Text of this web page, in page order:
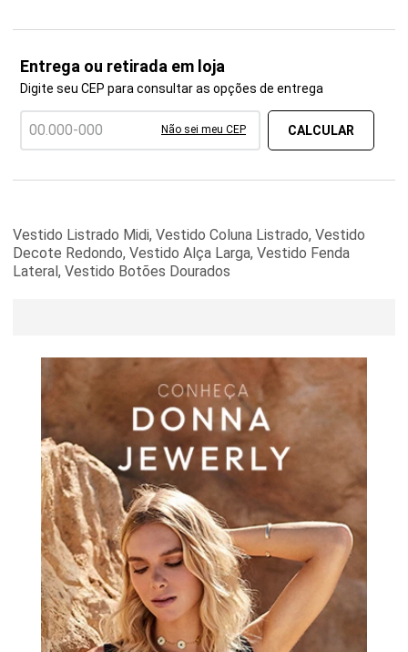
Entrega ou retirada em loja
Digite seu CEP para consultar as opções de entrega
Não sei meu CEP
Vestido Listrado Midi, Vestido Coluna Listrado, Vestido
Decote Redondo, Vestido Alça Larga, Vestido Fenda
Lateral, Vestido Botões Dourados